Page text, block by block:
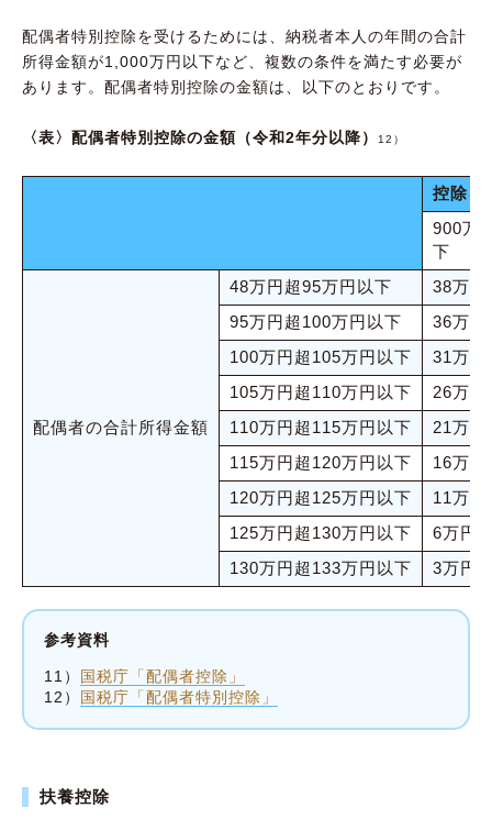
配偶者特別控除を受けるためには、納税者本人の年間の合計
所得金額が1,000万円以下など、複数の条件を満たす必要が
あります。配偶者特別控除の金額は、以下のとおりです。
〈表〉配偶者特別控除の金額（令和2年分以降） 12）
控除を
900万
下
配偶者の合計所得金額
48万円超95万円以下
38万円
95万円超100万円以下
36万円
100万円超105万円以下
31万円
105万円超110万円以下
26万円
110万円超115万円以下
21万円
115万円超120万円以下
16万円
120万円超125万円以下
11万円
125万円超130万円以下
6万円
130万円超133万円以下
3万円
参考資料
11）
国税庁「配偶者控除」
12）
国税庁「配偶者特別控除」
扶養控除